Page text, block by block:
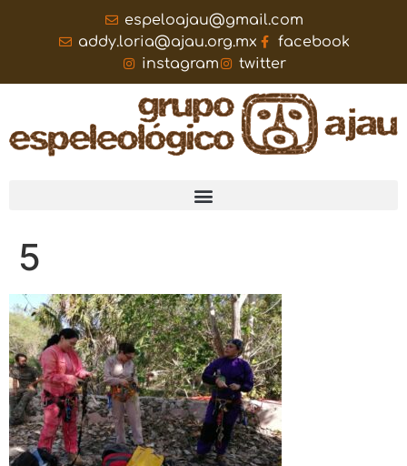
espeloajau@gmail.com
addy.loria@ajau.org.mx
facebook
instagram
twitter
5